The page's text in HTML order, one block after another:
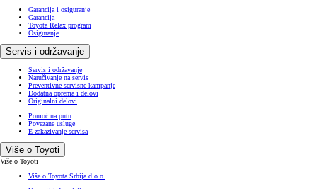
Garancija i osiguranje
Garancija
Toyota Relax program
Osiguranje
Servis i održavanje
Servis i održavanje
Naručivanje na servis
Preventivne servisne kampanje
Dodatna oprema i delovi
Originalni delovi
Pomoć na putu
Povezane usluge
E-zakazivanje servisa
Više o Toyoti
Više o Toyoti
Više o Toyota Srbija d.o.o.